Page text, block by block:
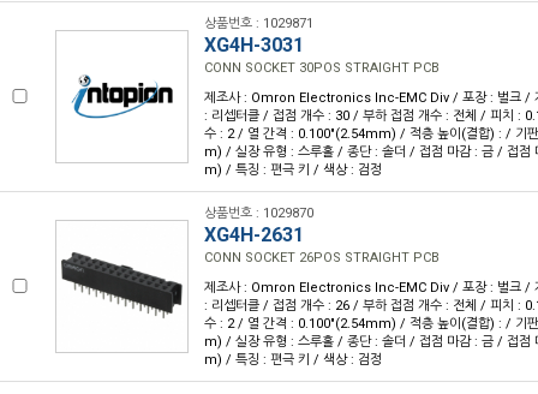
상품번호 : 1029871
XG4H-3031
CONN SOCKET 30POS STRAIGHT PCB
제조사 : Omron Electronics Inc-EMC Div / 포장 : 벌크 /
: 리셉터클 / 접점 개수 : 30 / 부하 접점 개수 : 전체 / 피치 :
수 : 2 / 열 간격 : 0.100"(2.54mm) / 적층 높이(결합) : / 기
m) / 실장 유형 : 스루홀 / 종단 : 솔더 / 접점 마감 : 금 / 접
m) / 특징 : 편극 키 / 색상 : 검정
상품번호 : 1029870
XG4H-2631
CONN SOCKET 26POS STRAIGHT PCB
제조사 : Omron Electronics Inc-EMC Div / 포장 : 벌크 /
: 리셉터클 / 접점 개수 : 26 / 부하 접점 개수 : 전체 / 피치 :
수 : 2 / 열 간격 : 0.100"(2.54mm) / 적층 높이(결합) : / 기
m) / 실장 유형 : 스루홀 / 종단 : 솔더 / 접점 마감 : 금 / 접
m) / 특징 : 편극 키 / 색상 : 검정